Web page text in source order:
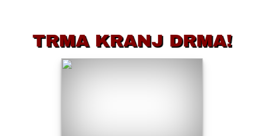
TRMA KRANJ DRMA!